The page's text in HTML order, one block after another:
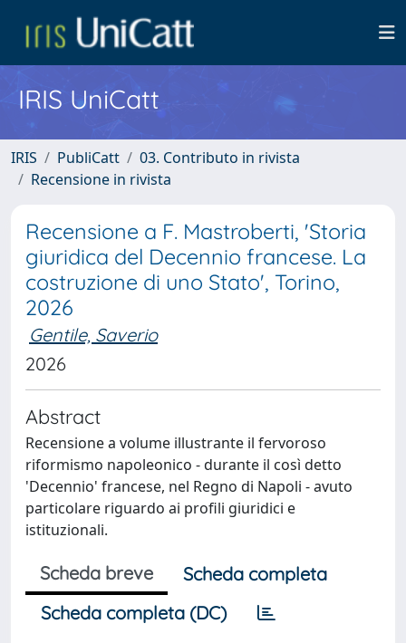
IRIS UniCatt
IRIS PubliCatt
03. Contributo in rivista
Recensione in rivista
Recensione a F. Mastroberti, 'Storia
giuridica del Decennio francese. La
costruzione di uno Stato', Torino,
2026
Gentile, Saverio
2026
Abstract
Recensione a volume illustrante il fervoroso
riformismo napoleonico - durante il così detto
'Decennio' francese, nel Regno di Napoli - avuto
particolare riguardo ai profili giuridici e
istituzionali.
Scheda breve
Scheda completa
Scheda completa (DC)